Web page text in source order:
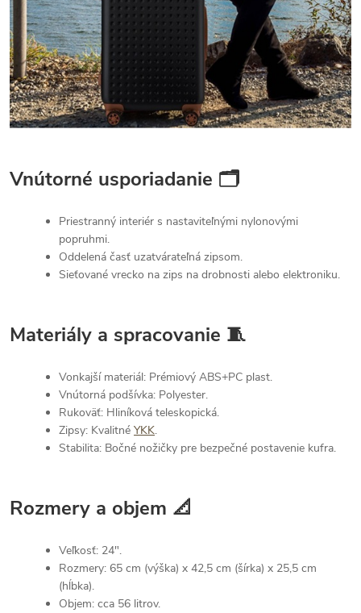
Vnútorné usporiadanie 🗂
Priestranný interiér s nastaviteľnými nylonovými
popruhmi.
Oddelená časť uzatvárateľná zipsom.
Sieťované vrecko na zips na drobnosti alebo elektroniku.
Materiály a spracovanie 🧵
Vonkajší materiál: Prémiový ABS+PC plast.
Vnútorná podšívka: Polyester.
Rukoväť: Hliníková teleskopická.
Zipsy: Kvalitné YKK.
Stabilita: Bočné nožičky pre bezpečné postavenie kufra.
Rozmery a objem 📐
Veľkosť: 24".
Rozmery: 65 cm (výška) x 42,5 cm (šírka) x 25,5 cm
(hĺbka).
Objem: cca 56 litrov.